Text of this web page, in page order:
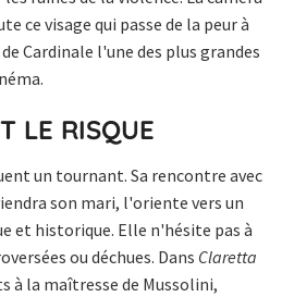
ce visage qui passe de la peur à
Cardinale l'une des plus grandes
LE RISQUE
un tournant. Sa rencontre avec
son mari, l'oriente vers un
et historique. Elle n'hésite pas à
ou déchues. Dans Claretta
à la maîtresse de Mussolini,